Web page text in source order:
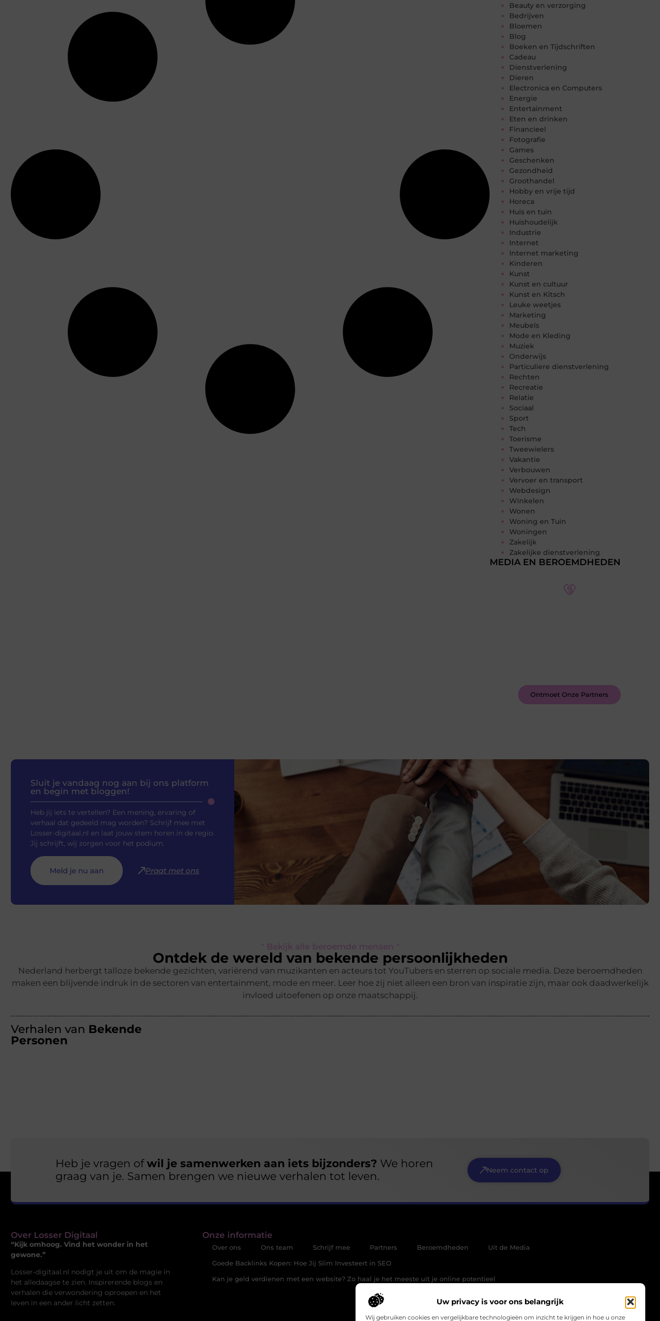
Uw privacy is voor ons belangrijk
Wij gebruiken cookies en vergelijkbare technologieën om inzicht te krijgen in hoe u onze
Beauty en verzorging
Bedrijven
Bloemen
Blog
Boeken en Tijdschriften
Cadeau
Dienstverlening
Dieren
Electronica en Computers
Energie
Entertainment
Eten en drinken
Financieel
Fotografie
Games
Geschenken
Gezondheid
Groothandel
Hobby en vrije tijd
Horeca
Huis en tuin
Huishoudelijk
Industrie
Internet
Internet marketing
Kinderen
Kunst
Kunst en cultuur
Kunst en Kitsch
Leuke weetjes
Marketing
Meubels
Mode en Kleding
Muziek
Onderwijs
Particuliere dienstverlening
Rechten
Recreatie
Relatie
Sociaal
Sport
Tech
Toerisme
Tweewielers
Vakantie
Verbouwen
Vervoer en transport
Webdesign
Winkelen
Wonen
Woning en Tuin
Woningen
Zakelijk
Zakelijke dienstverlening
MEDIA EN BEROEMDHEDEN
Ontmoet Onze Partners
Sluit je vandaag nog aan bij ons platform
en begin met bloggen!
Heb jij iets te vertellen? Een mening, ervaring of
verhaal dat gedeeld mag worden? Schrijf mee met
Losser-digitaal.nl en laat jouw stem horen in de regio.
Jij schrijft, wij zorgen voor het podium.
Meld je nu aan Praat met ons
" Bekijk alle beroemde mensen "
Ontdek de wereld van bekende persoonlijkheden
Nederland herbergt talloze bekende gezichten, variërend van muzikanten en acteurs tot YouTubers en sterren op sociale media. Deze beroemdheden
maken een blijvende indruk in de sectoren van entertainment, mode en meer. Leer hoe zij niet alleen een bron van inspiratie zijn, maar ook daadwerkelijk
invloed uitoefenen op onze maatschappij.
Verhalen van Bekende
Personen
Heb je vragen ofwil je samenwerken aan iets bijzonders? We horen
graag van je. Samen brengen we nieuwe verhalen tot leven.
Neem contact op
Over Losser Digitaal
“Kijk omhoog. Vind het wonder in het
gewone.”
Losser-digitaal.nl nodigt je uit om de magie in
het alledaagse te zien. Inspirerende blogs en
verhalen die verwondering oproepen en het
leven in een ander licht zetten.
Onze informatie
Over ons Ons team Schrijf mee Partners Beroemdheden
Uit de Media
Goede Backlinks Kopen: Hoe Jij Slim Investeert in SEO
Kan je geld verdienen met een website? Zo haal je het meeste uit je online potentieel